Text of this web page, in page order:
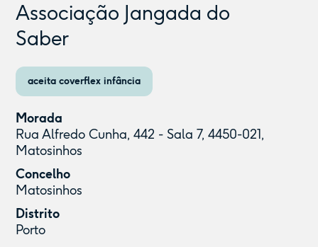
Associação Jangada do
Saber
aceita coverflex infância
Morada
Rua Alfredo Cunha, 442 - Sala 7, 4450-021,
Matosinhos
Concelho
Matosinhos
Distrito
Porto